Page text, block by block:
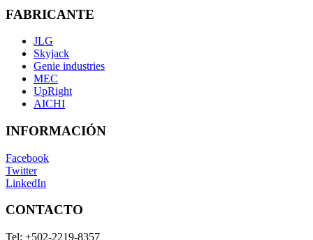
FABRICANTE
JLG
Skyjack
Genie industries
MEC
UpRight
AICHI
INFORMACIÓN
Facebook
Twitter
LinkedIn
CONTACTO
Tel: +502-2219-8357